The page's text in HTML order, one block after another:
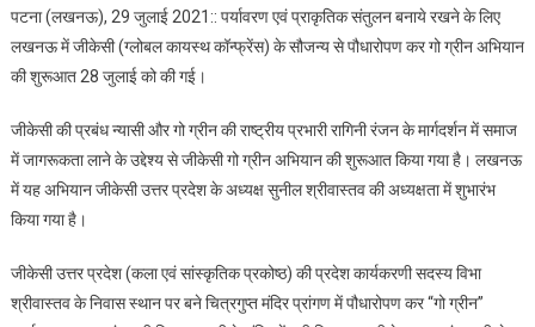
पटना (लखनऊ), 29 जुलाई 2021:: पर्यावरण एवं प्राकृतिक संतुलन बनाये रखने के लिए
लखनऊ में जीकेसी (ग्लोबल कायस्थ कॉन्फ्रेंस) के सौजन्य से पौधारोपण कर गो ग्रीन अभियान
की शुरूआत 28 जुलाई को की गई।
जीकेसी की प्रबंध न्यासी और गो ग्रीन की राष्ट्रीय प्रभारी रागिनी रंजन के मार्गदर्शन में समाज
में जागरूकता लाने के उद्देश्य से जीकेसी गो ग्रीन अभियान की शुरूआत किया गया है। लखनऊ
में यह अभियान जीकेसी उत्तर प्रदेश के अध्यक्ष सुनील श्रीवास्तव की अध्यक्षता में शुभारंभ
किया गया है।
जीकेसी उत्तर प्रदेश (कला एवं सांस्कृतिक प्रकोष्ठ) की प्रदेश कार्यकरणी सदस्य विभा
श्रीवास्तव के निवास स्थान पर बने चित्रगुप्त मंदिर प्रांगण में पौधारोपण कर “गो ग्रीन”